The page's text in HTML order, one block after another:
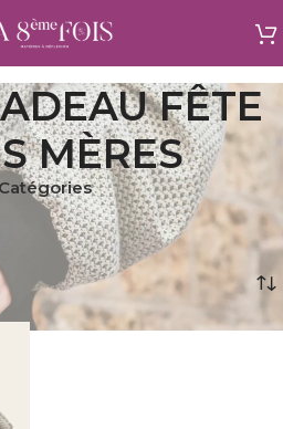
FÊTE
MÈRES
Catégories
“idée cadeau fête des mères”